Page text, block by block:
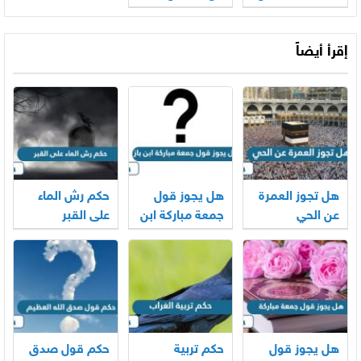
القرآن
إقرأ أيضاً
هل تجوز العمرة
عن الحي
هل يجوز قول
جمعة مباركة ابن
باز
حكم رش الماء
على القبر
هل يجوز قول حكم تربية حكم قول صدق